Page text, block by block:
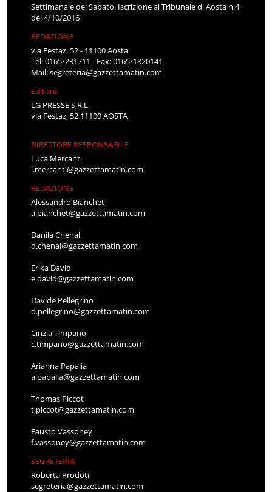
Settimanale del Sabato. Iscrizione al Tribunale di Aosta n.4
del 4/10/2016
REDAZIONE
via Festaz, 52 - 11100 Aosta
Tel: 0165/231711 - Fax: 0165/1820141
Mail:segreteria@gazzettamatin.com
Editore
LG PRESSE S.R.L.
via Festaz, 52 11100 AOSTA
DIRETTORE RESPONSABILE
Luca Mercanti
l.mercanti@gazzettamatin.com
REDAZIONE
Alessandro Bianchet
a.bianchet@gazzettamatin.com
Danila Chenal
d.chenal@gazzettamatin.com
Erika David
e.david@gazzettamatin.com
Davide Pellegrino
d.pellegrino@gazzettamatin.com
Cinzia Timpano
c.timpano@gazzettamatin.com
Arianna Papalia
a.papalia@gazzettamatin.com
Thomas Piccot
t.piccot@gazzettamatin.com
Fausto Vassoney
f.vassoney@gazzettamatin.com
SEGRETERIA
Roberta Prodoti
segreteria@gazzettamatin.com